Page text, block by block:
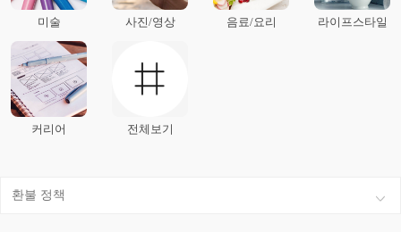
미술 사진/영상 음료/요리 라이프스타일
커리어 전체보기
환불 정책